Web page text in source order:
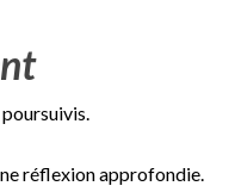
réflexion approfondie.